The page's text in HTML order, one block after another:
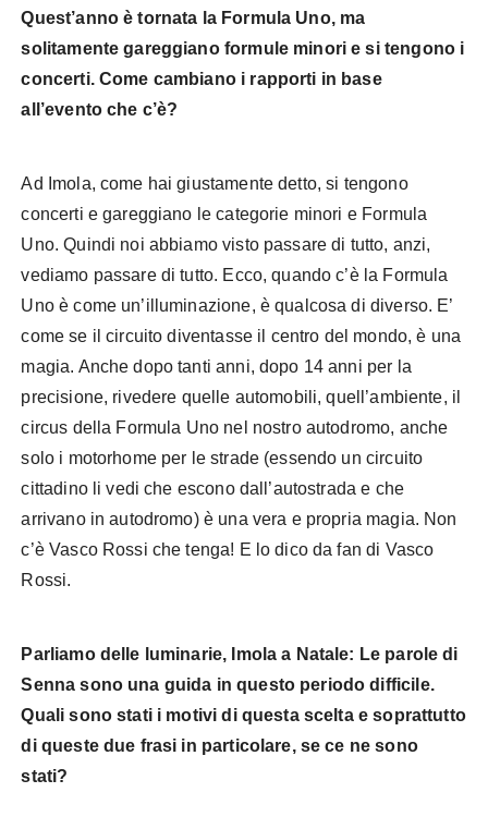
Quest’anno è tornata la Formula Uno, ma
solitamente gareggiano formule minori e si tengono i
concerti. Come cambiano i rapporti in base
all’evento che c’è?
Ad Imola, come hai giustamente detto, si tengono
concerti e gareggiano le categorie minori e Formula
Uno. Quindi noi abbiamo visto passare di tutto, anzi,
vediamo passare di tutto. Ecco, quando c’è la Formula
Uno è come un’illuminazione, è qualcosa di diverso. E’
come se il circuito diventasse il centro del mondo, è una
magia. Anche dopo tanti anni, dopo 14 anni per la
precisione, rivedere quelle automobili, quell’ambiente, il
circus della Formula Uno nel nostro autodromo, anche
solo i motorhome per le strade (essendo un circuito
cittadino li vedi che escono dall’autostrada e che
arrivano in autodromo) è una vera e propria magia. Non
c’è Vasco Rossi che tenga! E lo dico da fan di Vasco
Rossi.
Parliamo delle luminarie, Imola a Natale: Le parole di
Senna sono una guida in questo periodo difficile.
Quali sono stati i motivi di questa scelta e soprattutto
di queste due frasi in particolare, se ce ne sono
stati?